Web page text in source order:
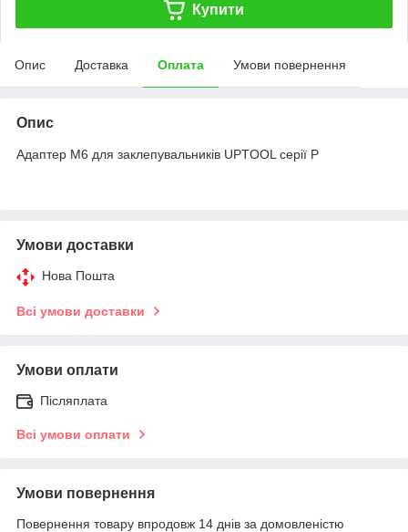
Купити
Опис Доставка Оплата Умови повернення
Опис
Адаптер M6 для заклепувальників UPTOOL серії P
Умови доставки
Нова Пошта
Всі умови доставки
Умови оплати
Післяплата
Всі умови оплати
Умови повернення
Повернення товару впродовж 14 днів за домовленістю